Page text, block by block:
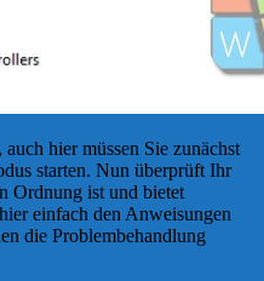
hier müssen Sie zunächst
starten. Nun überprüft Ihr
Ordnung ist und bietet
einfach den Anweisungen
die Problembehandlung